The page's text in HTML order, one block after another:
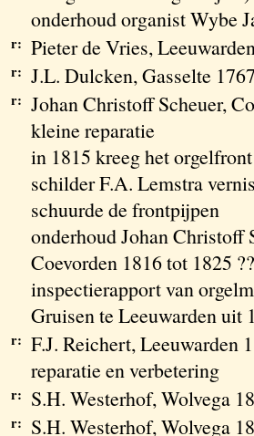
onderhoud organist Wybe
r: Pieter de Vries,
r: J.L. Dulcken, Gasselte
r: Johan Christoff Scheuer,
kleine reparatie
in 1815 kreeg het
schilder F.A. Lemstra
schuurde de frontpijpen
onderhoud Johan Christoff
Coevorden 1816 tot 1825 ??
inspectierapport van
Gruisen te Leeuwarden uit
r: F.J. Reichert, Leeuwarden
reparatie en verbetering
r: S.H. Westerhof, Wolvega
r: S.H. Westerhof, Wolvega